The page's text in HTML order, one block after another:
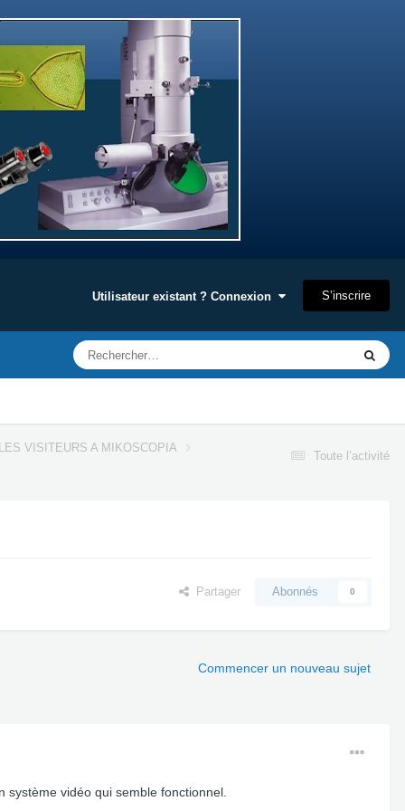
Utilisateur existant ? Connexion S’inscrire
Toute l’activité
VISITEURS A MIKOSCOPIA
Partager Abonnés 0
Commencer un nouveau sujet
vidéo qui semble fonctionnel.